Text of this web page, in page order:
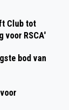
Club tot
voor RSCA'
bod van